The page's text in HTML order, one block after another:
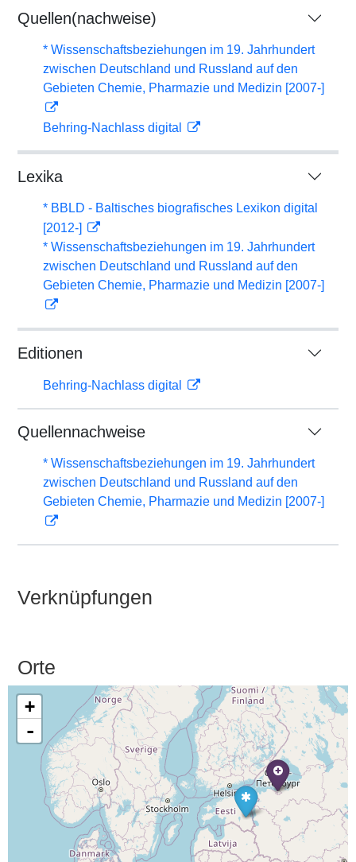
Quellen(nachweise)
* Wissenschaftsbeziehungen im 19. Jahrhundert
zwischen Deutschland und Russland auf den
Gebieten Chemie, Pharmazie und Medizin [2007-]
Behring-Nachlass digital
Lexika
* BBLD - Baltisches biografisches Lexikon digital
[2012-]
* Wissenschaftsbeziehungen im 19. Jahrhundert
zwischen Deutschland und Russland auf den
Gebieten Chemie, Pharmazie und Medizin [2007-]
Editionen
Behring-Nachlass digital
Quellennachweise
* Wissenschaftsbeziehungen im 19. Jahrhundert
zwischen Deutschland und Russland auf den
Gebieten Chemie, Pharmazie und Medizin [2007-]
Verknüpfungen
Orte
+
-